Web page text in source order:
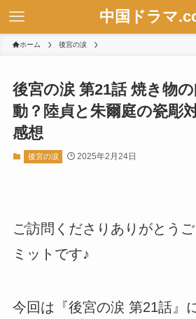
中国ドラマ
ホーム 後宮の涙
後宮の涙 第21話 焼き物
動？陸貞と朱爾庭の瓷彫
感想
後宮の涙 2025年2月24日
ご訪問くださりありがとう
ミットです♪
今回は『後宮の涙 第21話』